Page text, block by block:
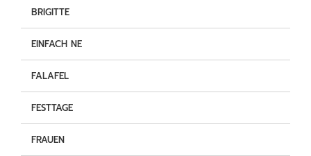
BRIGITTE
EINFACH NE
FALAFEL
FESTTAGE
FRAUEN